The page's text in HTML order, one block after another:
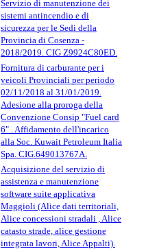
Servizio di manutenzione dei
sistemi antincendio e di
sicurezza per le Sedi della
Provincia di Cosenza -
2018/2019. CIG Z9924C80ED.
Fornitura di carburante per i
veicoli Provinciali per periodo
02/11/2018 al 31/01/2019.
Adesione alla proroga della
Convenzione Consip "Fuel card
6" . Affidamento dell'incarico
alla Soc. Kuwait Petroleum Italia
Spa. CIG.649013767A.
Acquisizione del servizio di
assistenza e manutenzione
software suite applicativa
Maggioli (Alice dati territoriali,
Alice concessioni stradali , Alice
catasto strade, alice gestione
integrata lavori, Alice Appalti).